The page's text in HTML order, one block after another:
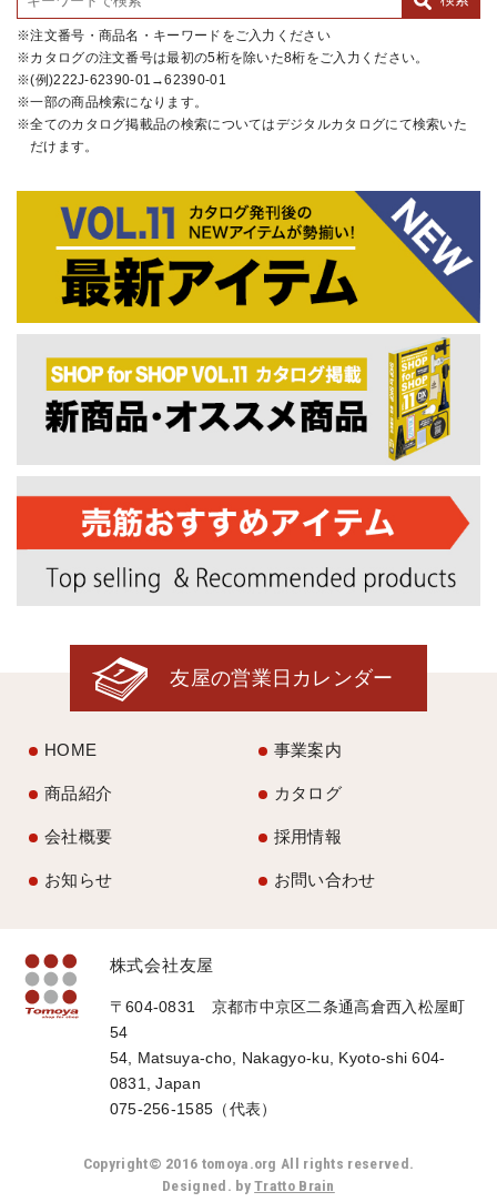
注文番号・商品名・キーワードをご入力ください
カタログの注文番号は最初の5桁を除いた8桁をご入力ください。
(例)222J-62390-01→62390-01
一部の商品検索になります。
全てのカタログ掲載品の検索についてはデジタルカタログにて検索いた
だけます。
友屋の営業日カレンダー
HOME 事業案内
商品紹介 カタログ
会社概要 採用情報
お知らせ お問い合わせ
株式会社友屋
〒604-0831 京都市中京区二条通高倉西入松屋町
54
54, Matsuya-cho, Nakagyo-ku, Kyoto-shi 604-
0831, Japan
075-256-1585（代表）
Copyright© 2016 tomoya.org All rights reserved.
Designed. byTratto Brain